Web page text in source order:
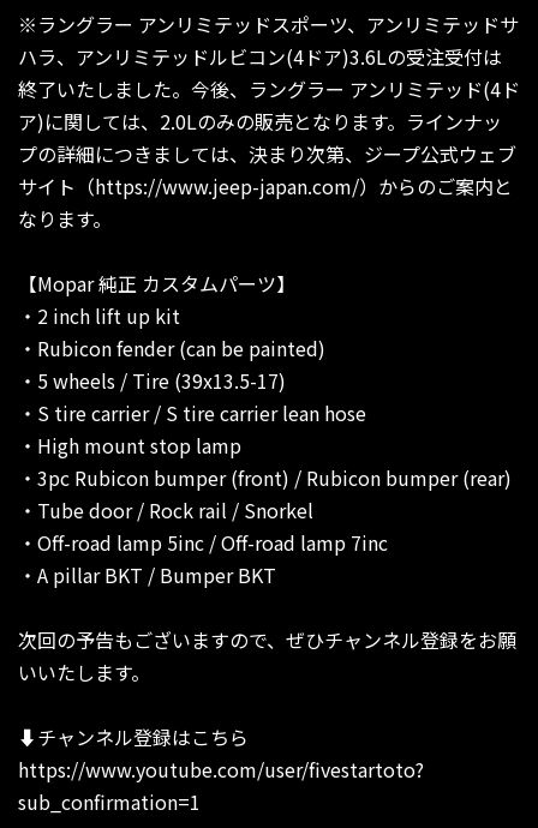
※ラングラー アンリミテッドスポーツ、アンリミテッドサ
ハラ、アンリミテッドルビコン(4ドア)3.6Lの受注受付は
終了いたしました。今後、ラングラー アンリミテッド(4ド
ア)に関しては、2.0Lのみの販売となります。ラインナッ
プの詳細につきましては、決まり次第、ジープ公式ウェブ
サイト（https://www.jeep-japan.com/）からのご案内と
なります。
【Mopar 純正 カスタムパーツ】
・2 inch lift up kit
・Rubicon fender (can be painted)
・5 wheels / Tire (39x13.5-17)
・S tire carrier / S tire carrier lean hose
・High mount stop lamp
・3pc Rubicon bumper (front) / Rubicon bumper (rear)
・Tube door / Rock rail / Snorkel
・Off-road lamp 5inc / Off-road lamp 7inc
・A pillar BKT / Bumper BKT
次回の予告もございますので、ぜひチャンネル登録をお願
いいたします。
⬇︎チャンネル登録はこちら
https://www.youtube.com/user/fivestartoto?
sub_confirmation=1